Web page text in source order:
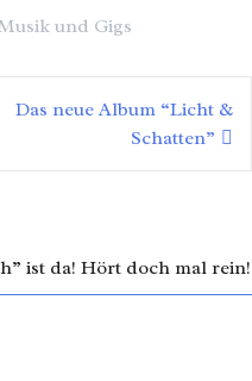
und Gigs
Das neue Album “Licht &
Schatten”
ist da! Hört doch mal rein!